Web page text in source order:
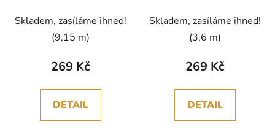
patchwork
Skladem, zasíláme ihned!
(9,15 m)
269 Kč
DETAIL
patchwork
Skladem, zasíláme ihned!
(3,6 m)
269 Kč
DETAIL